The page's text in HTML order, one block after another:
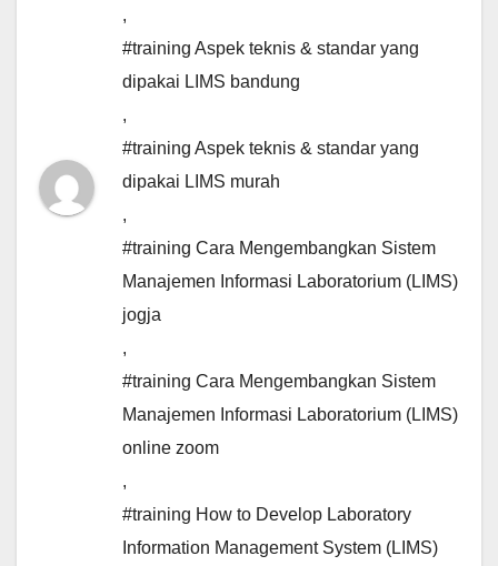
,
#training Aspek teknis & standar yang
dipakai LIMS bandung
,
#training Aspek teknis & standar yang
dipakai LIMS murah
,
#training Cara Mengembangkan Sistem
Manajemen Informasi Laboratorium (LIMS)
jogja
,
#training Cara Mengembangkan Sistem
Manajemen Informasi Laboratorium (LIMS)
online zoom
,
#training How to Develop Laboratory
Information Management System (LIMS)